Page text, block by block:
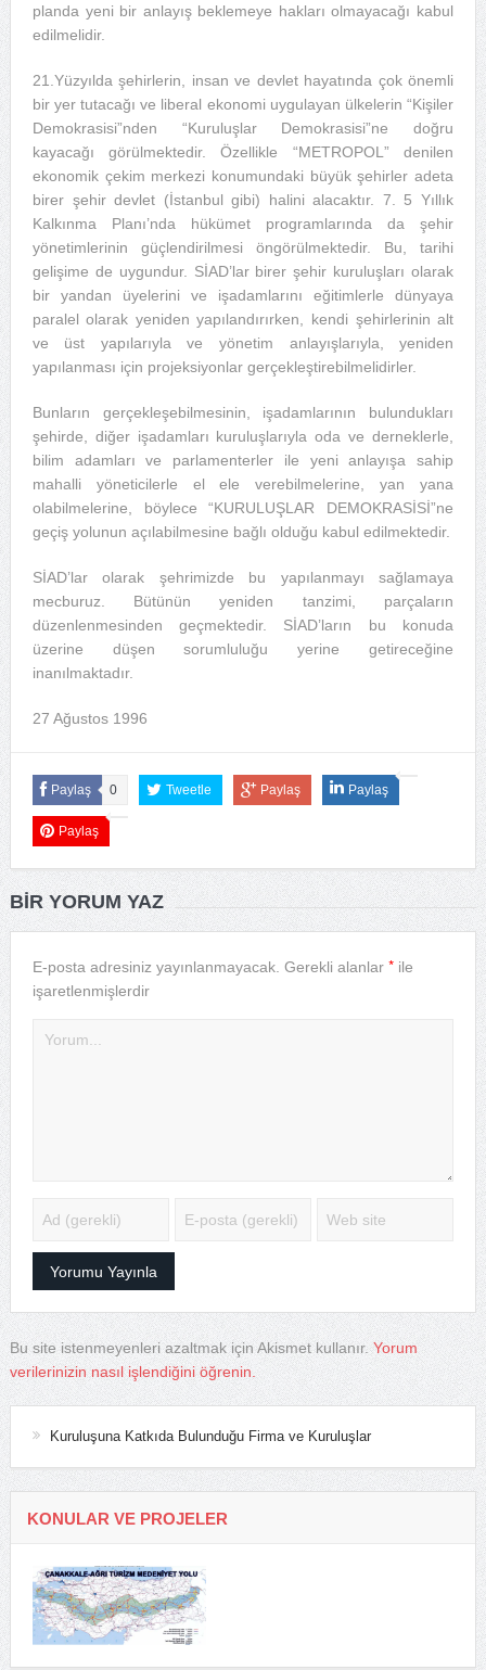
planda yeni bir anlayış beklemeye hakları olmayacağı kabul
edilmelidir.
21.Yüzyılda şehirlerin, insan ve devlet hayatında çok önemli
bir yer tutacağı ve liberal ekonomi uygulayan ülkelerin “Kişiler
Demokrasisi”nden “Kuruluşlar Demokrasisi”ne doğru
kayacağı görülmektedir. Özellikle “METROPOL” denilen
ekonomik çekim merkezi konumundaki büyük şehirler adeta
birer şehir devlet (İstanbul gibi) halini alacaktır. 7. 5 Yıllık
Kalkınma Planı’nda hükümet programlarında da şehir
yönetimlerinin güçlendirilmesi öngörülmektedir. Bu, tarihi
gelişime de uygundur. SİAD’lar birer şehir kuruluşları olarak
bir yandan üyelerini ve işadamlarını eğitimlerle dünyaya
paralel olarak yeniden yapılandırırken, kendi şehirlerinin alt
ve üst yapılarıyla ve yönetim anlayışlarıyla, yeniden
yapılanması için projeksiyonlar gerçekleştirebilmelidirler.
Bunların gerçekleşebilmesinin, işadamlarının bulundukları
şehirde, diğer işadamları kuruluşlarıyla oda ve derneklerle,
bilim adamları ve parlamenterler ile yeni anlayışa sahip
mahalli yöneticilerle el ele verebilmelerine, yan yana
olabilmelerine, böylece “KURULUŞLAR DEMOKRASİSİ”ne
geçiş yolunun açılabilmesine bağlı olduğu kabul edilmektedir.
SİAD’lar olarak şehrimizde bu yapılanmayı sağlamaya
mecburuz. Bütünün yeniden tanzimi, parçaların
düzenlenmesinden geçmektedir. SİAD’ların bu konuda
üzerine düşen sorumluluğu yerine getireceğine
inanılmaktadır.
27 Ağustos 1996
Paylaş 0 Tweetle Paylaş Paylaş
Paylaş
BIR YORUM YAZ
E-posta adresiniz yayınlanmayacak. Gerekli alanlar *ile
işaretlenmişlerdir
Bu site istenmeyenleri azaltmak için Akismet kullanır. Yorum
verilerinizin nasıl işlendiğini öğrenin.
Kuruluşuna Katkıda Bulunduğu Firma ve Kuruluşlar
KONULAR VE PROJELER